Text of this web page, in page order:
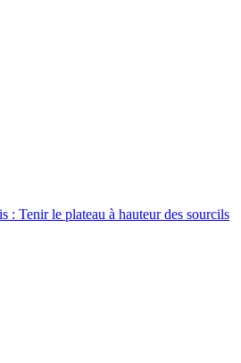
: Tenir le plateau à hauteur des sourcils